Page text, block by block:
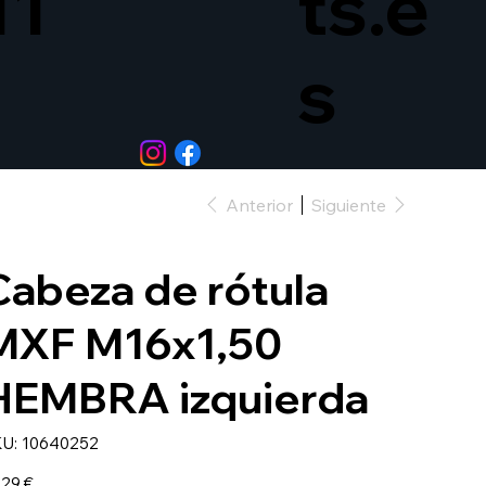
s
Anterior Siguiente
de rótula
M16x1,50
izquierda
SKU
10640252
10640252